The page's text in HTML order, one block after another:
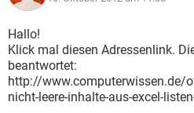
Hallo!
Klick mal diesen Adressenlink.
beantwortet:
http://www.computerwissen.de/
nicht-leere-inhalte-aus-excel-